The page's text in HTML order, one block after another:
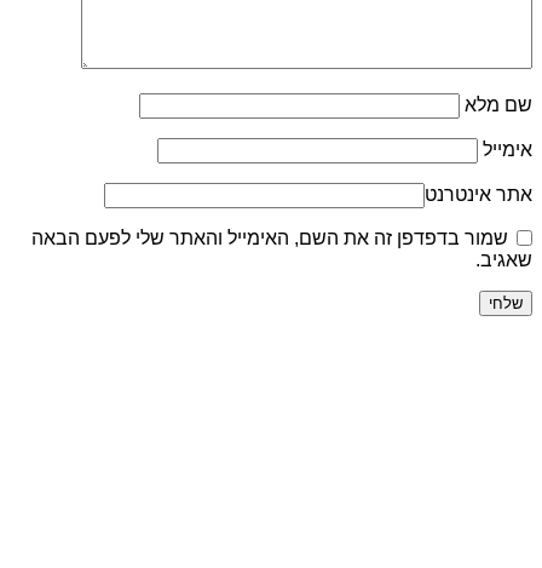
שם מלא
אימייל
אתר אינטרנט
שמור בדפדפן זה את השם, האימייל והאתר שלי לפעם הבאה
שאגיב.